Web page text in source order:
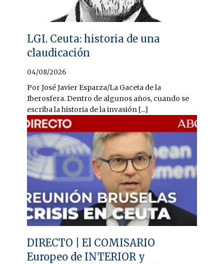
LGI. Ceuta: historia de una
claudicación
04/08/2026
Por José Javier Esparza/La Gaceta de la
Iberosfera. Dentro de algunos años, cuando se
escriba la historia de la invasión [...]
DIRECTO | El COMISARIO
Europeo de INTERIOR y